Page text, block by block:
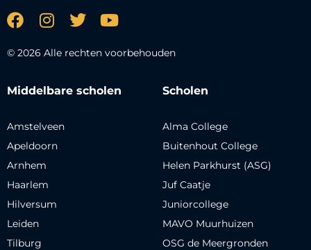
© 2026 Alle rechten voorbehouden
Middelbare scholen
Amstelveen
Apeldoorn
Arnhem
Haarlem
Hilversum
Leiden
Tilburg
Scholen
Alma College
Buitenhout College
Helen Parkhurst (ASG)
Juf Caatje
Juniorcollege
MAVO Muurhuizen
OSG de Meergronden